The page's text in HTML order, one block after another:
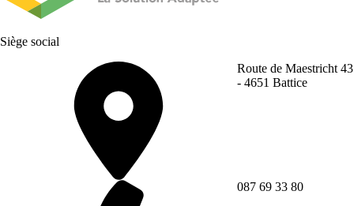
Siège social
Route de Maestricht 43
- 4651 Battice
087 69 33 80